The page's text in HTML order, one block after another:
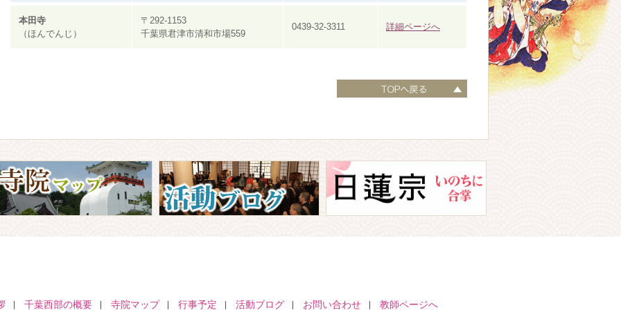
本田寺
（ほんでんじ）
〒292-1153
千葉県君津市清和市場559
0439-32-3311 詳細ページへ
千葉西部の概要 寺院マップ 行事予定 活動ブログ お問い合わせ 教師ページへ